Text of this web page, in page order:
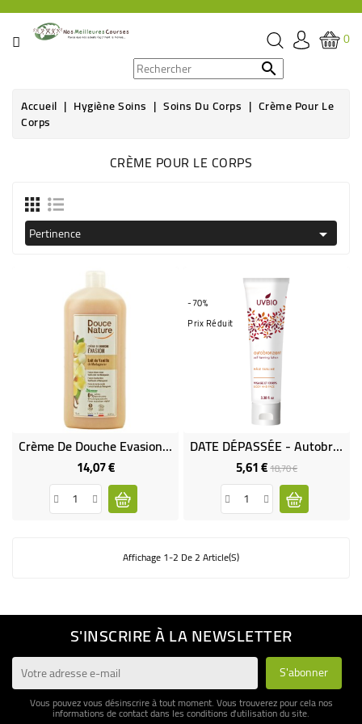
CATÉGORIE
ÉPICERIE
BOISSON
HYGIÈNE
CULTUREL
0

Accueil Hygiène Soins Soins Du Corps Crème Pour Le
Corps
CRÈME POUR LE CORPS
Pertinence 
Crème De Douche Evasion Au Lait De Vanille - 1 L
14,07 €Prix
-70%
Prix Réduit
DATE DÉPASSÉE - Autobronzant Visage Et Corps Bio
5,61 €Prix
de
base
18,70 €Prix
Affichage 1-2 De 2 Article(s)
S'INSCRIRE À LA NEWSLETTER
Vous pouvez vous désinscrire à tout moment. Vous trouverez pour cela nos
informations de contact dans les conditions d'utilisation du site.